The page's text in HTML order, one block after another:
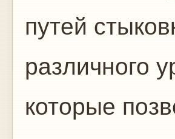
путей
различного
которые